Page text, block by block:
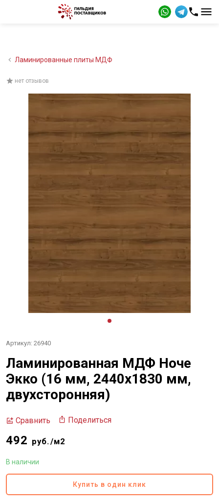
Ламинированные плиты МДФ
нет отзывов
Артикул: 26940
Ламинированная МДФ Ноче
Экко (16 мм, 2440х1830 мм,
двухсторонняя)
Сравнить Поделиться
492 руб./м2
В наличии
Купить в один клик